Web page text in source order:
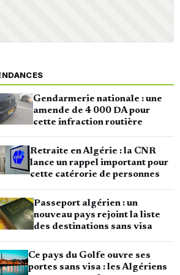
Gendarmerie nationale : une
amende de 4 000 DA pour
cette infraction routière
Retraite en Algérie : la CNR
lance un rappel important pour
cette catérorie de personnes
Passeport algérien : un
nouveau pays rejoint la liste
des destinations sans visa
Ce pays du Golfe ouvre ses
portes sans visa : les Algériens